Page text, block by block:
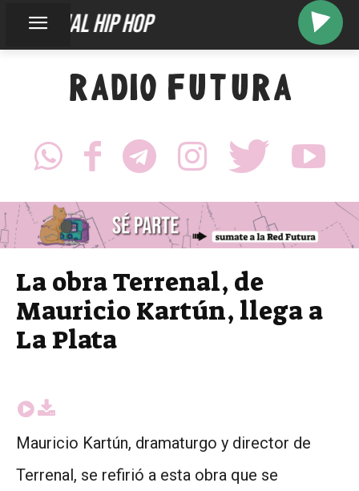
diagonal hip hop
RADIO FUTURA
La obra Terrenal, de
Mauricio Kartún, llega a
La Plata
Mauricio Kartún, dramaturgo y director de
Terrenal, se refirió a esta obra que se